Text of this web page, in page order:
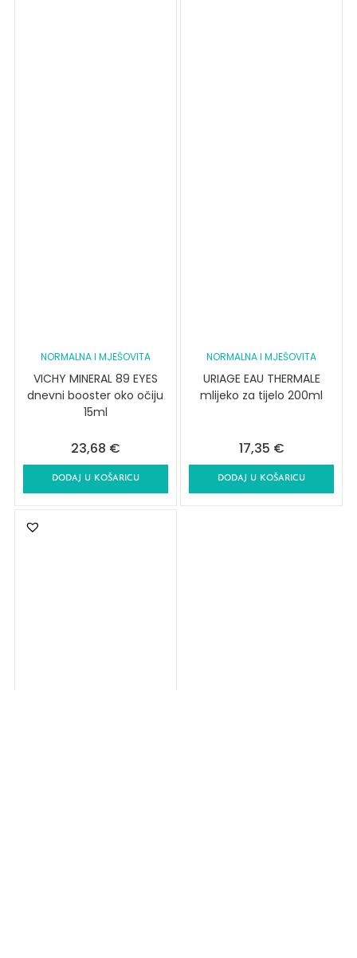
NORMALNA I MJEŠOVITA
VICHY MINERAL 89 EYES
dnevni booster oko očiju
15ml
23,68 €
DODAJ U KOŠARICU
NORMALNA I MJEŠOVITA
URIAGE EAU THERMALE
mlijeko za tijelo 200ml
17,35 €
DODAJ U KOŠARICU